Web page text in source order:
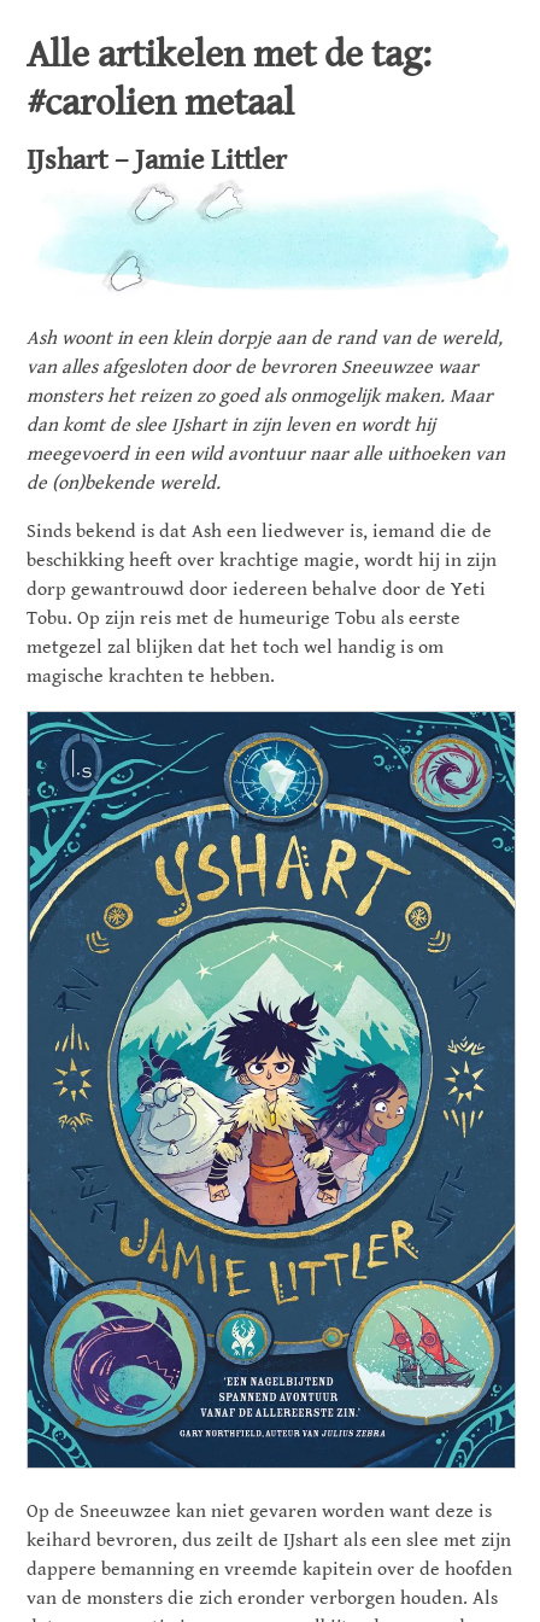
Alle artikelen met de tag:
#carolien metaal
IJshart – Jamie Littler
Ash woont in een klein dorpje aan de rand van de wereld,
van alles afgesloten door de bevroren Sneeuwzee waar
monsters het reizen zo goed als onmogelijk maken. Maar
dan komt de slee IJshart in zijn leven en wordt hij
meegevoerd in een wild avontuur naar alle uithoeken van
de (on)bekende wereld.
Sinds bekend is dat Ash een liedwever is, iemand die de
beschikking heeft over krachtige magie, wordt hij in zijn
dorp gewantrouwd door iedereen behalve door de Yeti
Tobu. Op zijn reis met de humeurige Tobu als eerste
metgezel zal blijken dat het toch wel handig is om
magische krachten te hebben.
Op de Sneeuwzee kan niet gevaren worden want deze is
keihard bevroren, dus zeilt de IJshart als een slee met zijn
dappere bemanning en vreemde kapitein over de hoofden
van de monsters die zich eronder verborgen houden. Als